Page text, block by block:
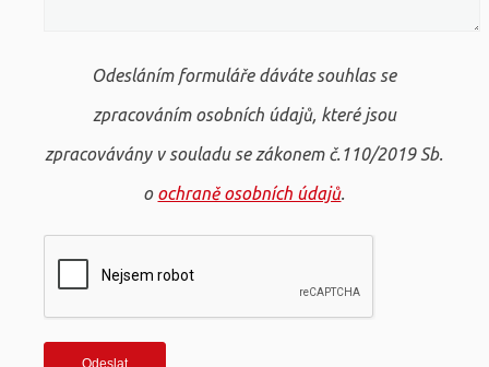
Odesláním formuláře dáváte souhlas se
zpracováním osobních údajů, které jsou
zpracovávány v souladu se zákonem č.110/2019 Sb.
o ochraně osobních údajů.